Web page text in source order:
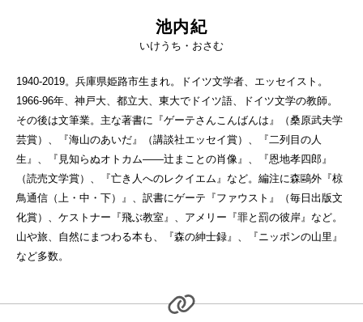
池内紀
いけうち・おさむ
1940-2019。兵庫県姫路市生まれ。ドイツ文学者、エッセイスト。
1966-96年、神戸大、都立大、東大でドイツ語、ドイツ文学の教師。
その後は文筆業。主な著書に『ゲーテさんこんばんは』（桑原武夫学
芸賞）、『海山のあいだ』（講談社エッセイ賞）、『二列目の人
生』、『見知らぬオトカム——辻まことの肖像』、『恩地孝四郎』
（読売文学賞）、『亡き人へのレクイエム』など。編注に森鷗外『椋
鳥通信（上・中・下）』、訳書にゲーテ『ファウスト』（毎日出版文
化賞）、ケストナー『飛ぶ教室』、アメリー『罪と罰の彼岸』など。
山や旅、自然にまつわる本も、『森の紳士録』、『ニッポンの山里』
など多数。